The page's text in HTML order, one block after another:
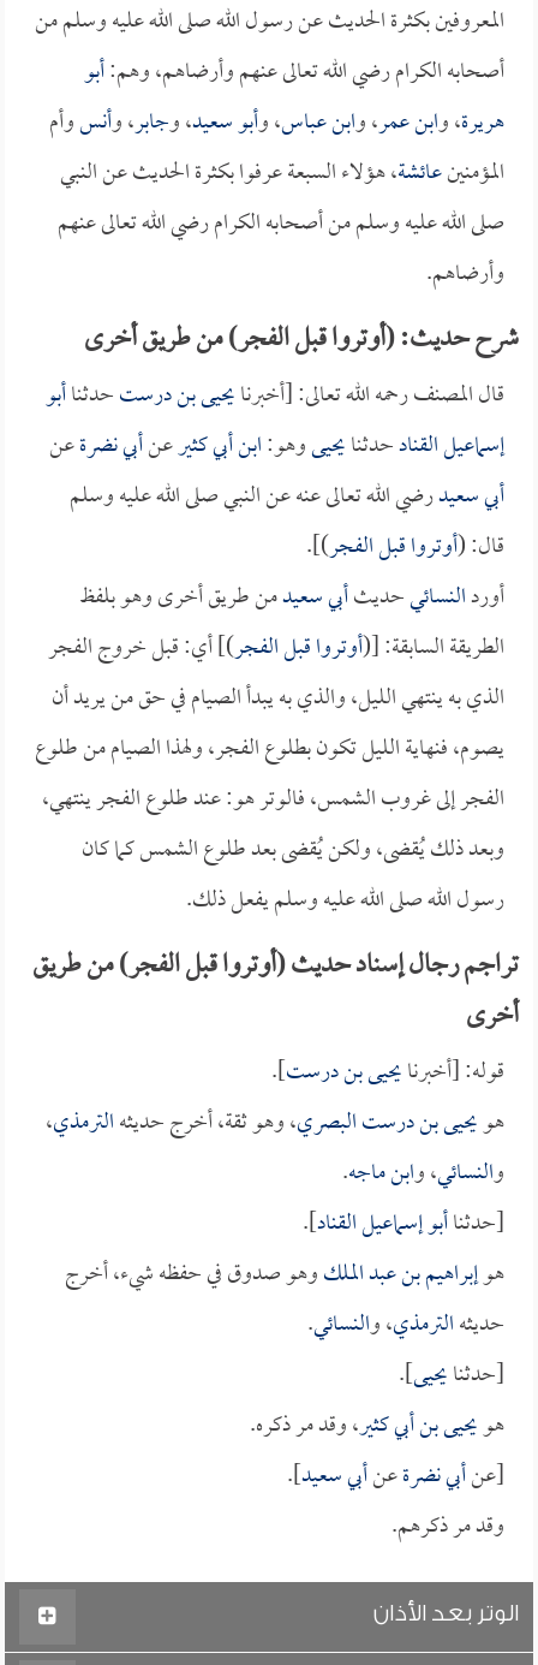
المعروفين بكثرة الحديث عن رسول الله صلى الله عليه وسلم من
أصحابه الكرام رضي الله تعالى عنهم وأرضاهم، وهم:أبو
هريرة، وابن عمر، وابن عباس، وأبو سعيد، وجابر، وأنسوأم
المؤمنينعائشة، هؤلاء السبعة عرفوا بكثرة الحديث عن النبي
صلى الله عليه وسلم من أصحابه الكرام رضي الله تعالى عنهم
وأرضاهم.
شرح حديث: (أوتروا قبل الفجر) من طريق أخرى
قال المصنف رحمه الله تعالى: [أخبرنايحيى بن درستحدثناأبو
إسماعيل القنادحدثنايحيىوهو:ابن أبي كثيرعنأبي نضرةعن
أبي سعيدرضي الله تعالى عنه عن النبي صلى الله عليه وسلم
قال: (أوتروا قبل الفجر)].
أوردالنسائيحديثأبي سعيدمن طريق أخرى وهو بلفظ
الطريقة السابقة: [(أوتروا قبل الفجر)] أي: قبل خروج الفجر
الذي به ينتهي الليل، والذي به يبدأ الصيام في حق من يريد أن
يصوم، فنهاية الليل تكون بطلوع الفجر، ولهذا الصيام من طلوع
الفجر إلى غروب الشمس، فالوتر هو: عند طلوع الفجر ينتهي،
وبعد ذلك يُقضى، ولكن يُقضى بعد طلوع الشمس كما كان
رسول الله صلى الله عليه وسلم يفعل ذلك.
تراجم رجال إسناد حديث (أوتروا قبل الفجر) من طريق
أخرى
قوله: [أخبرنايحيى بن درست].
هويحيى بن درست البصري، وهو ثقة، أخرج حديثهالترمذي،
والنسائي، وابن ماجه.
[حدثناأبو إسماعيل القناد].
هوإبراهيم بن عبد الملكوهو صدوق في حفظه شيء، أخرج
حديثهالترمذي، والنسائي.
[حدثنايحيى].
هويحيى بن أبي كثير، وقد مر ذكره.
[عنأبي نضرةعنأبي سعيد].
وقد مر ذكرهم.
الوتر بعد الأذان